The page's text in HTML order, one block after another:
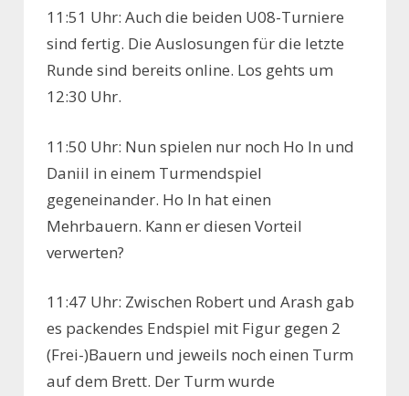
11:51 Uhr: Auch die beiden U08-Turniere
sind fertig. Die Auslosungen für die letzte
Runde sind bereits online. Los gehts um
12:30 Uhr.
11:50 Uhr: Nun spielen nur noch Ho In und
Daniil in einem Turmendspiel
gegeneinander. Ho In hat einen
Mehrbauern. Kann er diesen Vorteil
verwerten?
11:47 Uhr: Zwischen Robert und Arash gab
es packendes Endspiel mit Figur gegen 2
(Frei-)Bauern und jeweils noch einen Turm
auf dem Brett. Der Turm wurde